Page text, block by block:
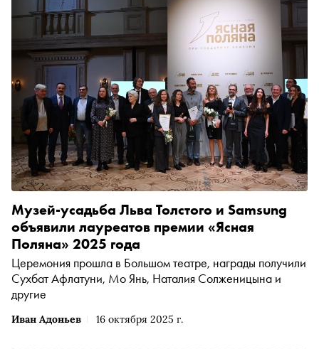
Иван Адоньев 16 октября 2025 г.
Музей-усадьба Льва Толстого и Samsung
объявили лауреатов премии «Ясная
Поляна» 2025 года
Церемония прошла в Большом театре, награды получили
Сухбат Афлатуни, Мо Янь, Наталия Солженицына и
другие